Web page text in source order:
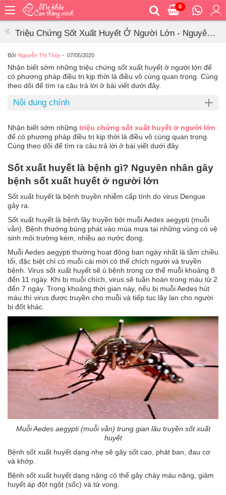
0
chủ
ăn
Bé
vệ
sinh
Bé
Bé
đi
Bé
ngủ
Bé
khỏe
&
an
toàn
Bé
tắm
Bé
chơi
mà
mẹ
Dành
cho
nhà
Tin
Triệu Chứng Sốt Xuất Huyết Ở Người Lớn - Nguyên
Bởi Nguyễn Thị Thùy - 07/05/2020
Nhận biết sớm những triệu chứng sốt xuất huyết ở người lớn để
có phương pháp điều trị kịp thời là điều vô cùng quan trọng. Cùng
theo dõi để tìm ra câu trả lời ở bài viết dưới đây.
Nội dung chính
Nhận biết sớm những triệu chứng sốt xuất huyết ở người lớn
để có phương pháp điều trị kịp thời là điều vô cùng quan trọng.
Cùng theo dõi để tìm ra câu trả lời ở bài viết dưới đây.
Sốt xuất huyết là bệnh gì? Nguyên nhân gây
bệnh sốt xuất huyết ở người lớn
Sốt xuất huyết là bệnh truyền nhiễm cấp tính do virus Dengue
gây ra.
Sốt xuất huyết là bệnh lây truyền bởi muỗi Aedes aegypti (muỗi
vằn). Bệnh thường bùng phát vào mùa mưa tại những vùng có vệ
sinh môi trường kém, nhiều ao nước đọng.
Muỗi Aedes aegypti thường hoạt động ban ngày nhất là tầm chiều
tối, đặc biệt chỉ có muỗi cái mới có thể chích người và truyền
bệnh. Virus sốt xuất huyết sẽ ủ bệnh trong cơ thể muỗi khoảng 8
đến 11 ngày. Khi bị muỗi chích, virus sẽ tuần hoàn trong máu từ 2
đến 7 ngày. Trong khoảng thời gian này, nếu bị muỗi Aedes hút
máu thì virus được truyền cho muỗi và tiếp tục lây lan cho người
bị đốt khác.
Muỗi Aedes aegypti (muỗi vằn) trung gian lâu truyền sốt xuất
huyết
Bệnh sốt xuất huyết dạng nhẹ sẽ gây sốt cao, phát ban, đau cơ
và khớp.
Bệnh sốt xuất huyết dạng nặng có thể gây chảy máu nặng, giảm
huyết áp đột ngột (sốc) và tử vong.